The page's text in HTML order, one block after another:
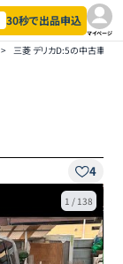
30秒で出品申込
マイページ
> 三菱 デリカD:5の中古車一覧
4
1 / 138